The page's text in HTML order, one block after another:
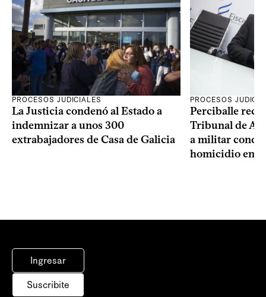
PROCESOS JUDICIALES
La Justicia condenó al Estado a
indemnizar a unos 300
extrabajadores de Casa de Galicia
PROCESOS
Perciballe
Tribunal de
a militar
homicidio en
Ingresar
Suscribite